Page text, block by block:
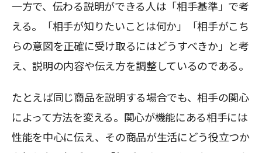
一方で、伝わる説明ができる人は「相手基準」で考
える。「相手が知りたいことは何か」「相手がこち
らの意図を正確に受け取るにはどうすべきか」と考
え、説明の内容や伝え方を調整しているのである。
たとえば同じ商品を説明する場合でも、相手の関心
によって方法を変える。関心が機能にある相手には
性能を中心に伝え、その商品が生活にどう役立つか